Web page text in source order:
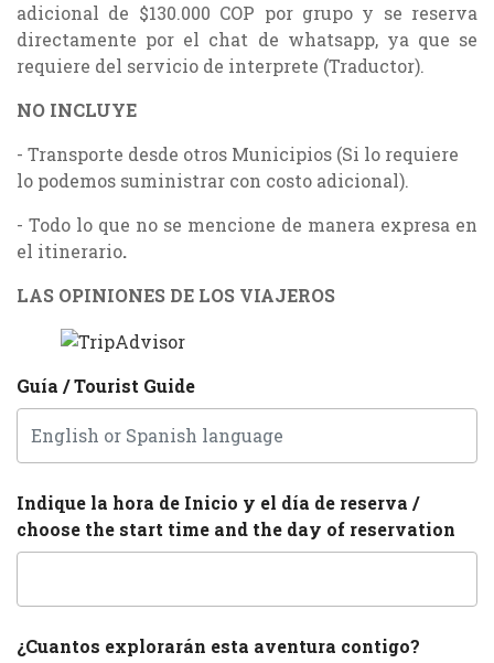
adicional de $130.000 COP por grupo y se reserva
directamente por el chat de whatsapp, ya que se
requiere del servicio de interprete (Traductor).
NO INCLUYE
- Transporte desde otros Municipios (Si lo requiere
lo podemos suministrar con costo adicional).
- Todo lo que no se mencione de manera expresa en
el itinerario.
LAS OPINIONES DE LOS VIAJEROS
Guía / Tourist Guide
Indique la hora de Inicio y el día de reserva /
choose the start time and the day of reservation
¿Cuantos explorarán esta aventura contigo?